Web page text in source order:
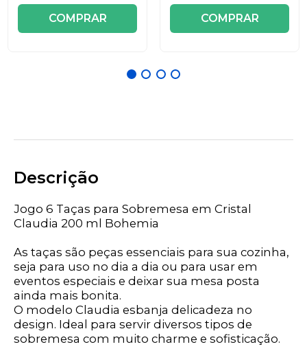
COMPRAR COMPRAR
Descrição
Jogo 6 Taças para Sobremesa em Cristal
Claudia 200 ml Bohemia
As taças são peças essenciais para sua cozinha,
seja para uso no dia a dia ou para usar em
eventos especiais e deixar sua mesa posta
ainda mais bonita.
O modelo Claudia esbanja delicadeza no
design. Ideal para servir diversos tipos de
sobremesa com muito charme e sofisticação.